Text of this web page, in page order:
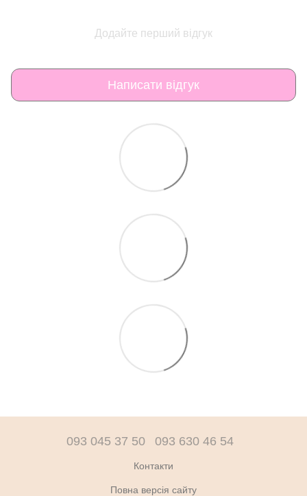
Додайте перший відгук
Написати відгук
093 045 37 50 093 630 46 54
Контакти
Повна версія сайту